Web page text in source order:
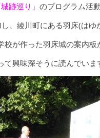
城跡巡り」 のプログラム活
、綾川町にある羽床(はゆ
が作った羽床城の案内板
興味深そうに読んでいま